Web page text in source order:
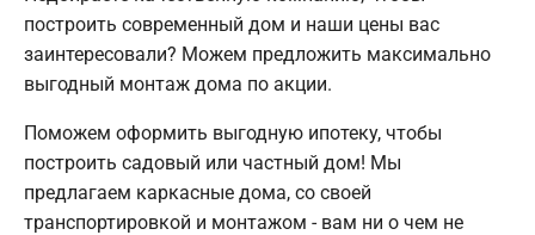
построить современный дом и наши цены вас
заинтересовали? Можем предложить максимально
выгодный монтаж дома по акции.
Поможем оформить выгодную ипотеку, чтобы
построить садовый или частный дом! Мы
предлагаем каркасные дома, со своей
транспортировкой и монтажом - вам ни о чем не